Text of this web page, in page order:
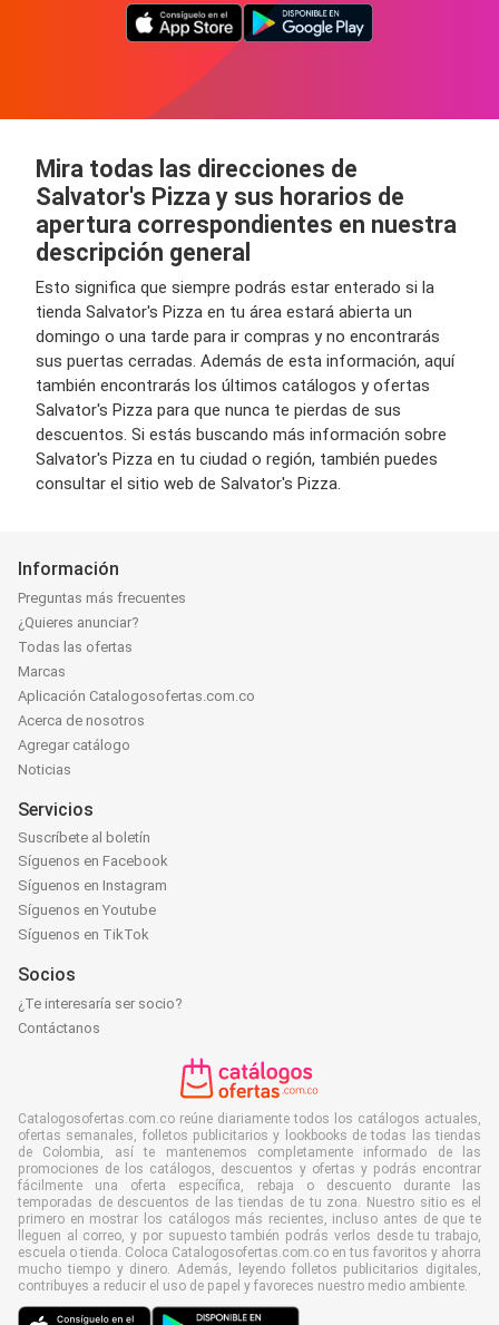
Mira todas las direcciones de
Salvator's Pizza y sus horarios de
apertura correspondientes en nuestra
descripción general
Esto significa que siempre podrás estar enterado si la
tienda Salvator's Pizza en tu área estará abierta un
domingo o una tarde para ir compras y no encontrarás
sus puertas cerradas. Además de esta información, aquí
también encontrarás los últimos catálogos y ofertas
Salvator's Pizza para que nunca te pierdas de sus
descuentos. Si estás buscando más información sobre
Salvator's Pizza en tu ciudad o región, también puedes
consultar el sitio web de Salvator's Pizza.
Información
Preguntas más frecuentes
¿Quieres anunciar?
Todas las ofertas
Marcas
Aplicación Catalogosofertas.com.co
Acerca de nosotros
Agregar catálogo
Noticias
Servicios
Suscríbete al boletín
Síguenos en Facebook
Síguenos en Instagram
Síguenos en Youtube
Síguenos en TikTok
Socios
¿Te interesaría ser socio?
Contáctanos
Catalogosofertas.com.co reúne diariamente todos los catálogos actuales,
ofertas semanales, folletos publicitarios y lookbooks de todas las tiendas
de Colombia, así te mantenemos completamente informado de las
promociones de los catálogos, descuentos y ofertas y podrás encontrar
fácilmente una oferta específica, rebaja o descuento durante las
temporadas de descuentos de las tiendas de tu zona. Nuestro sitio es el
primero en mostrar los catálogos más recientes, incluso antes de que te
lleguen al correo, y por supuesto también podrás verlos desde tu trabajo,
escuela o tienda. Coloca Catalogosofertas.com.co en tus favoritos y ahorra
mucho tiempo y dinero. Además, leyendo folletos publicitarios digitales,
contribuyes a reducir el uso de papel y favoreces nuestro medio ambiente.